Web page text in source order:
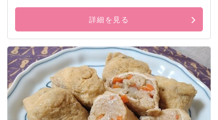
詳細を見る